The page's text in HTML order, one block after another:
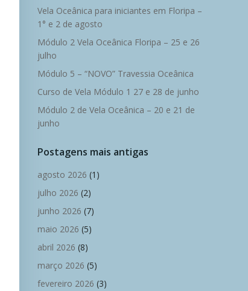
Vela Oceânica para iniciantes em Floripa –
1° e 2 de agosto
Módulo 2 Vela Oceânica Floripa – 25 e 26
julho
Módulo 5 – “NOVO” Travessia Oceânica
Curso de Vela Módulo 1 27 e 28 de junho
Módulo 2 de Vela Oceânica – 20 e 21 de
junho
Postagens mais antigas
agosto 2026 (1)
julho 2026 (2)
junho 2026 (7)
maio 2026 (5)
abril 2026 (8)
março 2026 (5)
fevereiro 2026 (3)